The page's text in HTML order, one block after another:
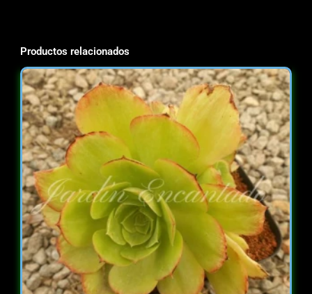
Productos relacionados